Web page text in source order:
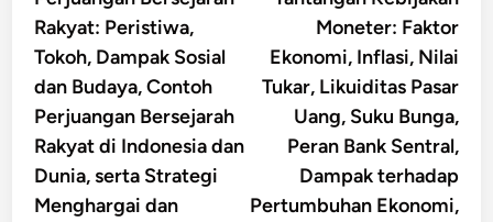
navigation
Rakyat: Peristiwa,
Tokoh, Dampak Sosial
dan Budaya, Contoh
Perjuangan Bersejarah
Rakyat di Indonesia dan
Dunia, serta Strategi
Menghargai dan
Moneter: Faktor
Ekonomi, Inflasi, Nilai
Tukar, Likuiditas Pasar
Uang, Suku Bunga,
Peran Bank Sentral,
Dampak terhadap
Pertumbuhan Ekonomi,